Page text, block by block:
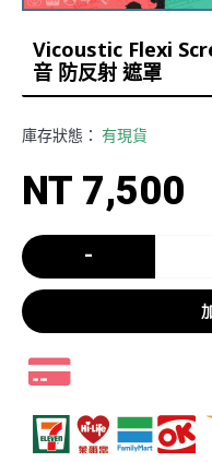
Vicoustic Flexi
音 防反射 遮罩
庫存狀態： 有現貨
NT 7,500
-